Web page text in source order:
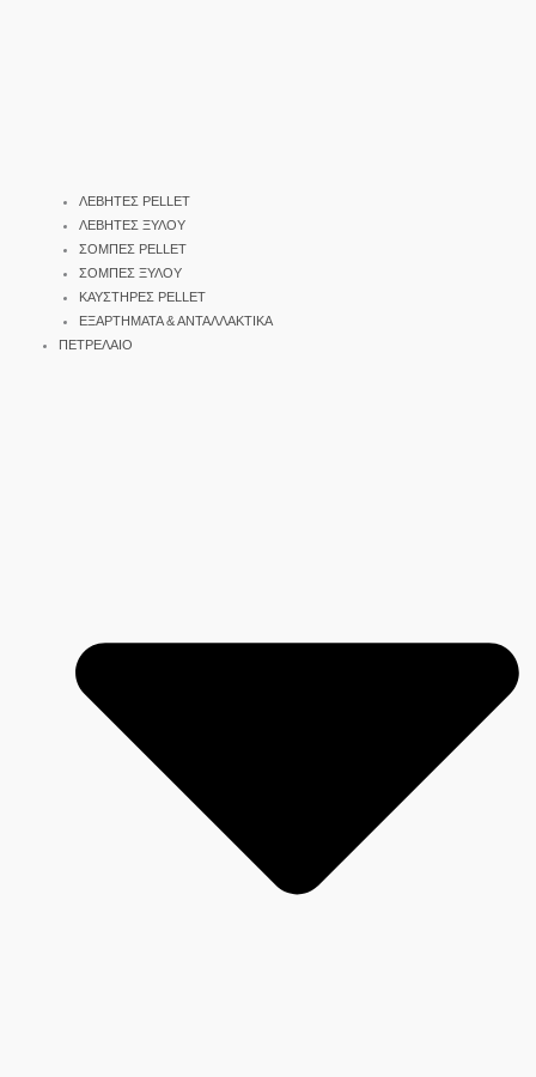
ΛΕΒΗΤΕΣ PELLET
ΛΕΒΗΤΕΣ ΞΥΛΟΥ
ΣΟΜΠΕΣ PELLET
ΣΟΜΠΕΣ ΞΥΛΟΥ
ΚΑΥΣΤΗΡΕΣ PELLET
ΕΞΑΡΤΗΜΑΤΑ & ΑΝΤΑΛΛΑΚΤΙΚΑ
ΠΕΤΡΕΛΑΙΟ